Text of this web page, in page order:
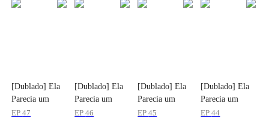
[Dublado] Ela
Parecia um
Anjo
EP47
[Dublado] Ela
Parecia um
Anjo
EP46
[Dublado] Ela
Parecia um
Anjo
EP45
[Dublado] Ela
Parecia um
Anjo
EP44